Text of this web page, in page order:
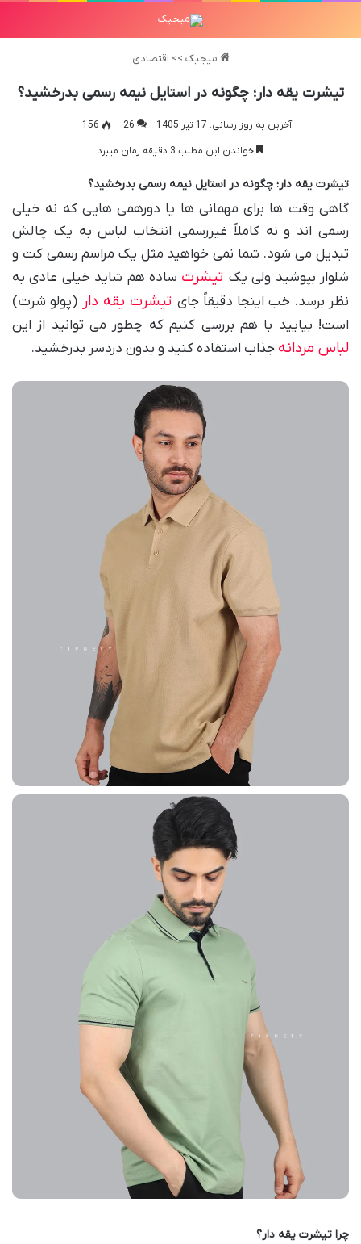
میجیک >> اقتصادی
تیشرت یقه دار؛ چگونه در استایل نیمه رسمی بدرخشید؟
آخرین به روز رسانی: 17 تیر 1405 26
156
خواندن این مطلب 3 دقیقه زمان میبرد
تیشرت یقه دار؛ چگونه در استایل نیمه رسمی بدرخشید؟
گاهی وقت ها برای مهمانی ها یا دورهمی هایی که نه خیلی
رسمی اند و نه کاملاً غیررسمی انتخاب لباس به یک چالش
تبدیل می شود. شما نمی خواهید مثل یک مراسم رسمی کت و
شلوار بپوشید ولی یک تیشرت ساده هم شاید خیلی عادی به
نظر برسد. خب اینجا دقیقاً جای تیشرت یقه دار (پولو شرت)
است! بیایید با هم بررسی کنیم که چطور می توانید از این
لباس مردانه جذاب استفاده کنید و بدون دردسر بدرخشید.
چرا تیشرت یقه دار؟